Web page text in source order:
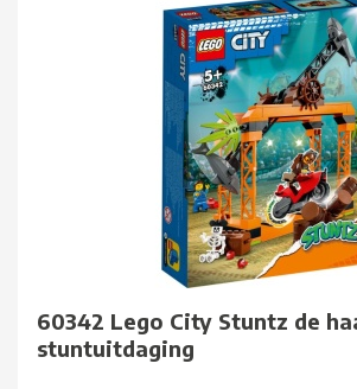
60342 Lego City Stuntz de
stuntuitdaging